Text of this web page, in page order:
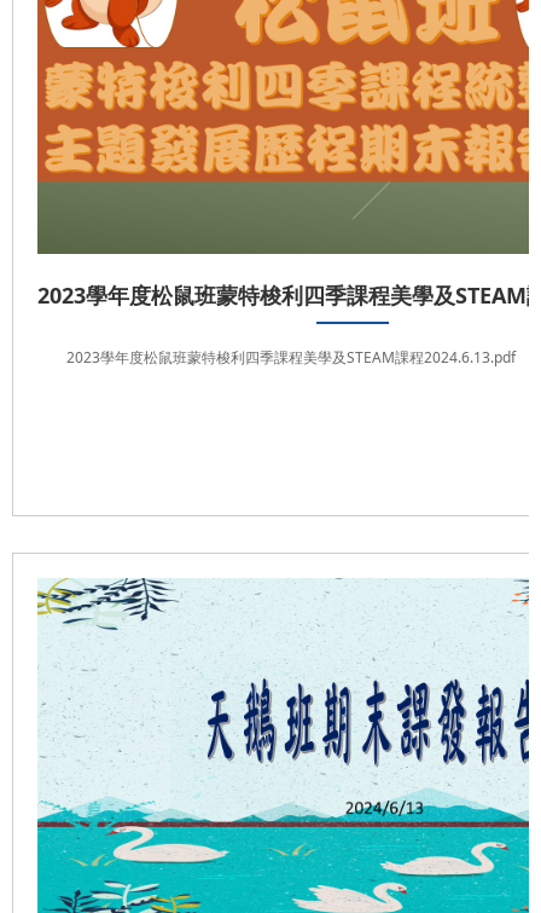
2023學年度松鼠班蒙特梭利四季課程美學及STEAM
2023學年度松鼠班蒙特梭利四季課程美學及STEAM課程2024.6.13.pdf